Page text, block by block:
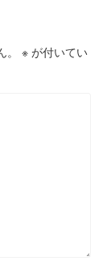
※ が付いてい